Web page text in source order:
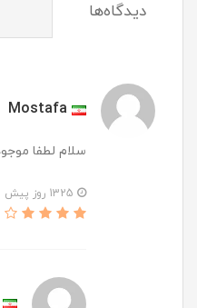
دیدگاه‌ها
Mostafa
سلام لطفا